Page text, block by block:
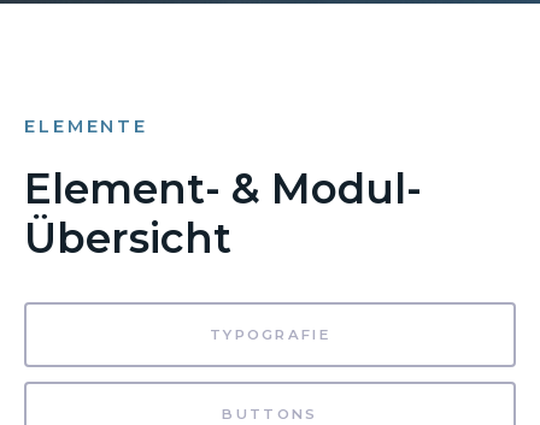
ELEMENTE
Element- & Modul-
Übersicht
TYPOGRAFIE
BUTTONS